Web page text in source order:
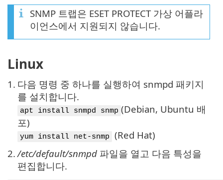
SNMP 트랩은 ESET PROTECT 가상 어플라
이언스에서 지원되지 않습니다.
Linux
1. 다음 명령 중 하나를 실행하여 snmpd 패키지
를 설치합니다.
apt install snmpd snmp (Debian, Ubuntu 배
포)
yum install net-snmp
(Red Hat)
2. /etc/default/snmpd 파일을 열고 다음 특성을
편집합니다.